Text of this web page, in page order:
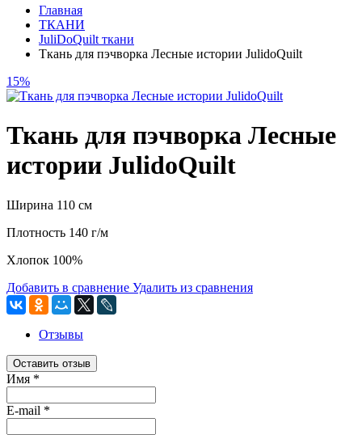
Главная
ТКАНИ
JuliDoQuilt ткани
Ткань для пэчворка Лесные истории JulidoQuilt
15%
Ткань для пэчворка Лесные
истории JulidoQuilt
Ширина 110 см
Плотность 140 г/м
Хлопок 100%
Добавить в сравнение Удалить из сравнения
Отзывы
Оставить отзыв
Имя *
E-mail *